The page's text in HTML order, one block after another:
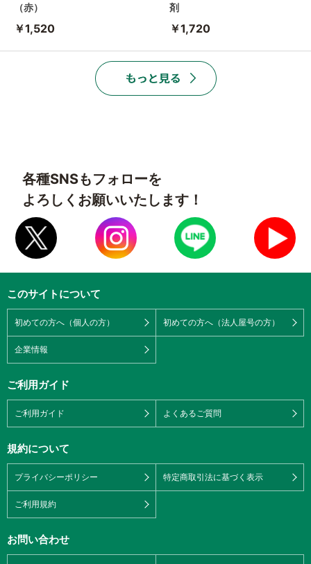
（赤）
￥1,520
剤
￥1,720
各種SNSもフォローを
よろしくお願いいたします！
このサイトについて
初めての方へ（個人の方） 初めての方へ（法人屋号の方）
企業情報
ご利用ガイド
ご利用ガイド よくあるご質問
規約について
プライバシーポリシー 特定商取引法に基づく表示
ご利用規約
お問い合わせ